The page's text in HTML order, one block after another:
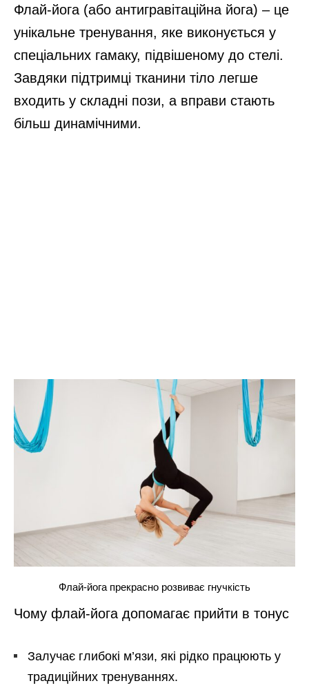
Флай-йога (або антигравітаційна йога) – це
унікальне тренування, яке виконується у
спеціальних гамаку, підвішеному до стелі.
Завдяки підтримці тканини тіло легше
входить у складні пози, а вправи стають
більш динамічними.
Флай-йога прекрасно розвиває гнучкість
Чому флай-йога допомагає прийти в тонус
Залучає глибокі м’язи, які рідко працюють у
традиційних тренуваннях.